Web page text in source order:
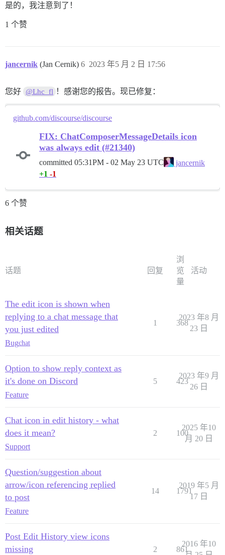
是的，我注意到了！
1 个赞
jancernik (Jan Cernik) 2023 年5 月 2 日 17:56
6
您好 @Lhc_fl ！感谢您的报告。现已修复：
github.com/discourse/discourse
FIX: ChatComposerMessageDetails icon
was always edit (#21340)
committed 05:31PM - 02 May 23 UTC
jancernik
+1 -1
6 个赞
相关话题
话题 回复
浏
览
量
活动
The edit icon is shown when
replying to a chat message that
you just edited
Bugchat
1 368
2023 年8 月
23 日
Option to show reply context as
it's done on Discord
Feature
5 423
2023 年9 月
26 日
Chat icon in edit history - what
does it mean?
Support
2 100
2025 年10
月 20 日
Question/suggestion about
arrow/icon referencing replied
to post
Feature
14 1791
2019 年5 月
17 日
Post Edit History view icons
missing
2 861
2016 年10